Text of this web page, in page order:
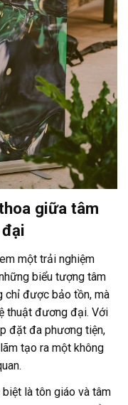
giữa tâm
một trải nghiệm
biểu tượng tâm
chỉ được bảo tồn, mà
thuật đương đại. Với
đặt đa phương tiện,
tạo ra một không
là tôn giáo và tâm